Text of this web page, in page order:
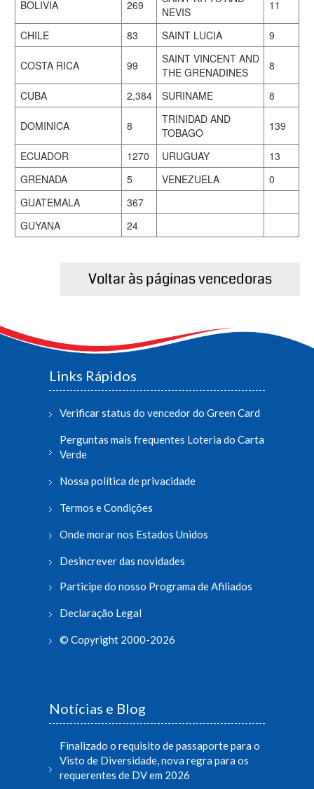
BOLIVIA 269
NEVIS
11
CHILE 83 SAINT LUCIA 9
COSTA RICA 99
SAINT VINCENT AND
THE GRENADINES
8
CUBA 2,384 SURINAME 8
DOMINICA 8
TRINIDAD AND
TOBAGO
139
ECUADOR 1270 URUGUAY
13
GRENADA
5 VENEZUELA
0
GUATEMALA
367
GUYANA
24
Voltar às páginas vencedoras
Links Rápidos
Verificar status do vencedor do Green Card
Perguntas mais frequentes Loteria do Carta
Verde
Nossa política de privacidade
Termos e Condições
Onde morar nos Estados Unidos
Desincrever das novidades
Participe do nosso Programa de Afiliados
Declaração Legal
© Copyright 2000-2026
Notícias e Blog
Finalizado o requisito de passaporte para o
Visto de Diversidade, nova regra para os
requerentes de DV em 2026